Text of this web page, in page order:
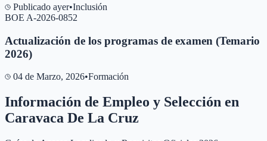
Publicado ayer•Inclusión
BOE A-2026-0852
Actualización de los programas de examen (Temario
2026)
04 de Marzo, 2026•Formación
Información de Empleo y Selección en
Caravaca De La Cruz